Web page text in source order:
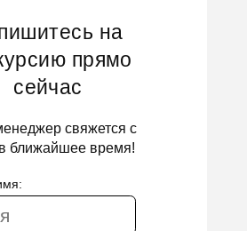
на
прямо
сейчас
свяжется с
ближайшее время!